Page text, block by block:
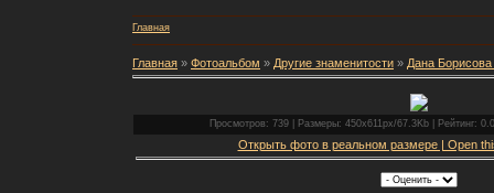
Главная
Главная » Фотоальбом » Другие знаменитости » Дана
Просмотров: 739 | Размеры: 450x611px/67.3Kb | Рейтинг:
Открыть фото в реальном размере | Open